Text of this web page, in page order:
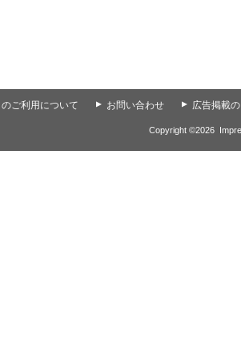
ご利用について ▲ お問い合わせ ▲ 広告掲載
Copyright ©2026